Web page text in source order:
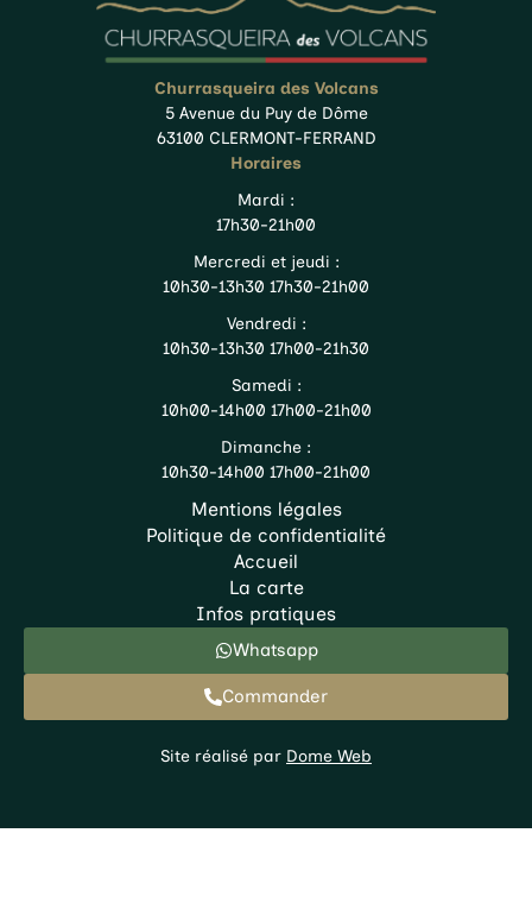
Churrasqueira des Volcans
5 Avenue du Puy de Dôme
63100 CLERMONT-FERRAND
Horaires
Mardi :
17h30-21h00
Mercredi et jeudi :
10h30-13h30 17h30-21h00
Vendredi :
10h30-13h30 17h00-21h30
Samedi :
10h00-14h00 17h00-21h00
Dimanche :
10h30-14h00 17h00-21h00
Commander
Whatsapp
Accueil
La carte
Infos pratiques
Mentions légales
Politique de confidentialité
Site réalisé par Dome Web